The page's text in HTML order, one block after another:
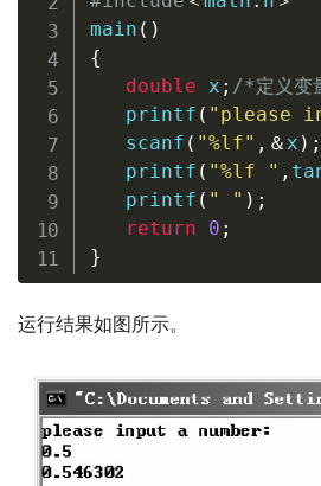
main ( )
{
double x ; /*定义变
printf ( "please
scanf ( "%lf" , ＆ x ) ;
printf ( "%lf " ,
printf ( " " ) ;
return
0 ;
}
运行结果如图所示。